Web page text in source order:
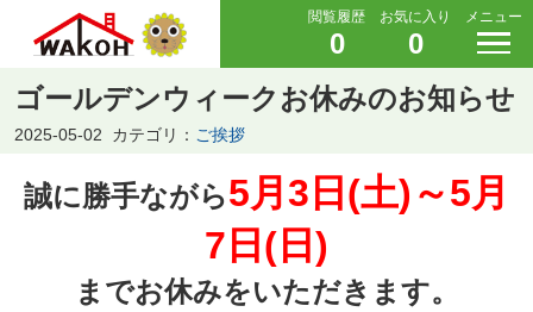
閲覧履歴
0
お気に入り
0
メニュー
ゴールデンウィークお休みのお知らせ
2025-05-02 カテゴリ： ご挨拶
誠に勝手ながら5月3日(土)～5月
7日(日)
までお休みをいただきます。